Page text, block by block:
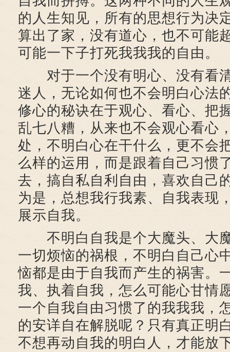
的人生知见，所有的思想行为决
算出了家，没有道心，也不可能
可能一下子打死我我我的自由。
对于一个没有明心、没有看
迷人，无论如何也不会明白心法
修心的秘诀在于观心、看心、把
乱七八糟，从来也不会观心看心
处，不明白心在干什么，更不会
么样的运用，而是跟着自己习惯
去，搞自私自利自由，喜欢自己
为是，总想我行我素、自我表现
展示自我。
不明白自我是个大魔头、大
一切烦恼的祸根，不明白自己心
恼都是由于自我而产生的祸害。
我、执着自我，怎么可能心甘情
一个自我自由习惯了的我我我，
的安详自在解脱呢？只有真正明
不想再动自我的明白人，才能放